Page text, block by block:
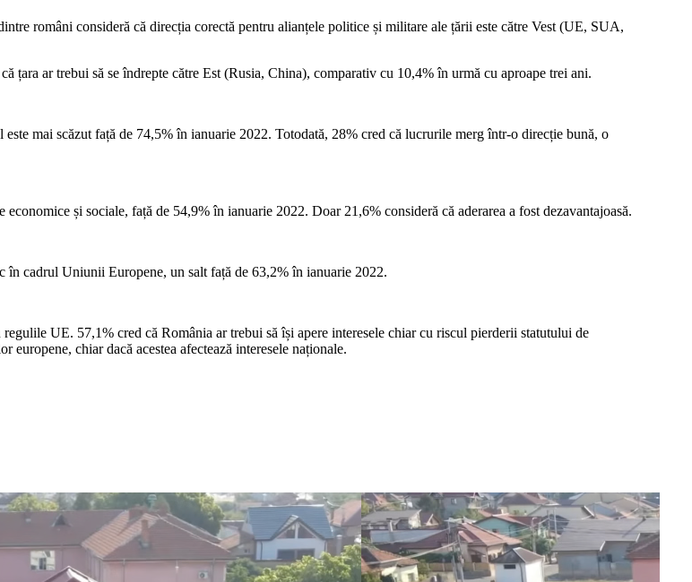
români consideră că direcția corectă pentru alianțele politice și militare ale țării este către Vest (UE, SUA,
ar trebui să se îndrepte către Est (Rusia, China), comparativ cu 10,4% în urmă cu aproape trei ani.
mai scăzut față de 74,5% în ianuarie 2022. Totodată, 28% cred că lucrurile merg într-o direcție bună, o
și sociale, față de 54,9% în ianuarie 2022. Doar 21,6% consideră că aderarea a fost dezavantajoasă.
în cadrul Uniunii Europene, un salt față de 63,2% în ianuarie 2022.
UE. 57,1% cred că România ar trebui să își apere interesele chiar cu riscul pierderii statutului de
chiar dacă acestea afectează interesele naționale.